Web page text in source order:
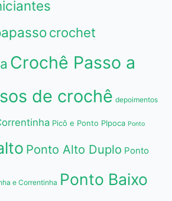
crochet
Crochê Passo a
de crochê depoimentos
Picô e Ponto PIpoca Ponto
Ponto Alto Duplo Ponto
e Correntinha Ponto Baixo